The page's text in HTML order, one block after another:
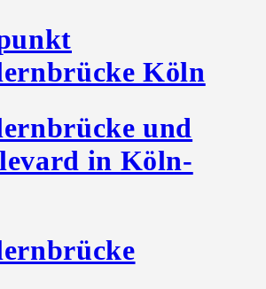
Köln
und
in Köln-